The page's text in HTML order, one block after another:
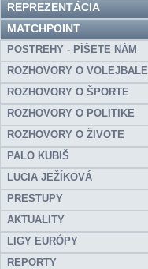
REPREZENTÁCIA
MATCHPOINT
POSTREHY - PÍŠETE NÁM
ROZHOVORY O VOLEJBALE
ROZHOVORY O ŠPORTE
ROZHOVORY O POLITIKE
ROZHOVORY O ŽIVOTE
PALO KUBIŠ
LUCIA JEŽÍKOVÁ
PRESTUPY
AKTUALITY
LIGY EURÓPY
REPORTY